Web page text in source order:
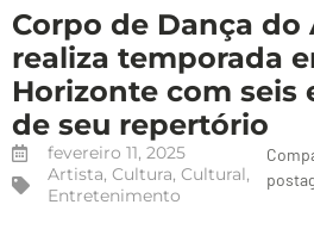
Corpo de Dança do
realiza temporada
Horizonte com seis
de seu repertório
fevereiro 11, 2025
Artista, Cultura, Cultural,
Entretenimento